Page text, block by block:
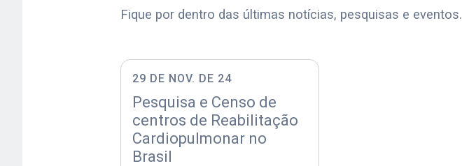
Fique por dentro das últimas notícias, pesquisas e eventos.
29 DE NOV. DE 24
Pesquisa e Censo de
centros de Reabilitação
Cardiopulmonar no
Brasil